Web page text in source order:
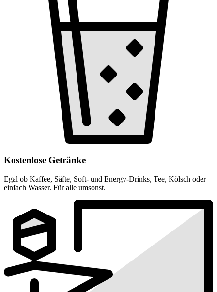
Kostenlose Getränke
Egal ob Kaffee, Säfte, Soft- und Energy-Drinks, Tee, Kölsch oder
einfach Wasser. Für alle umsonst.